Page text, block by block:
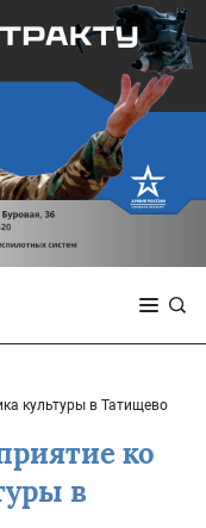
культуры в Татищево
ко
в